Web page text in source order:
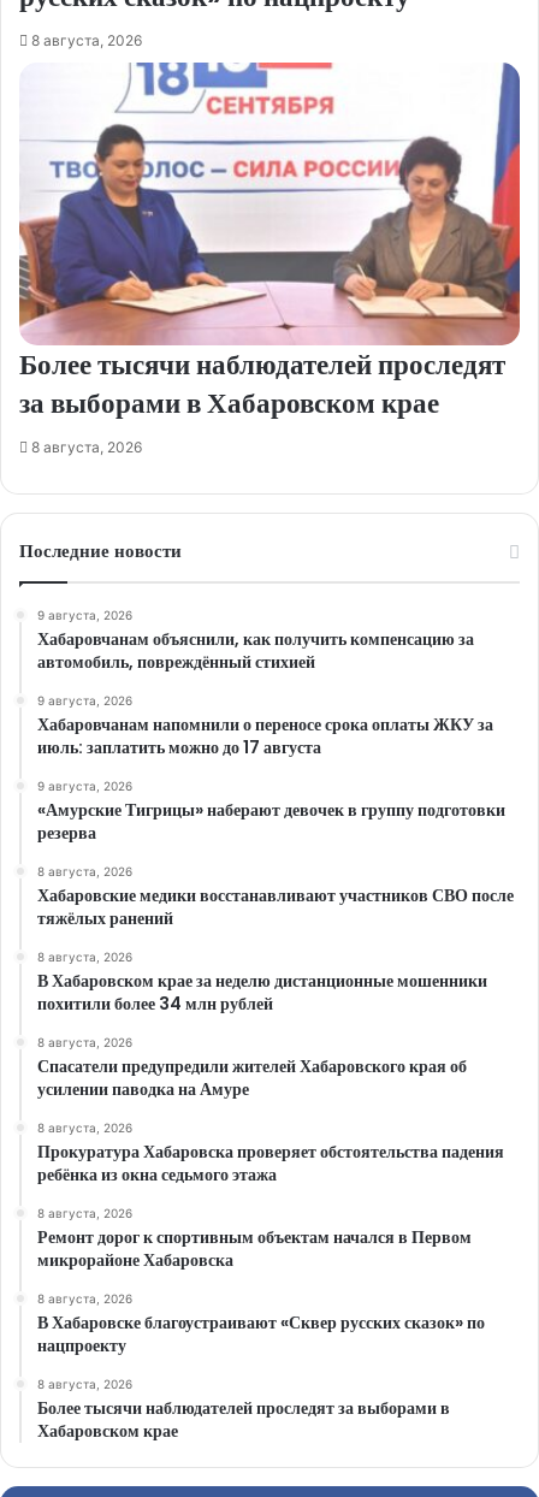
8 августа, 2026
Более тысячи наблюдателей проследят
за выборами в Хабаровском крае
8 августа, 2026
Последние новости
9 августа, 2026
Хабаровчанам объяснили, как получить компенсацию за
автомобиль, повреждённый стихией
9 августа, 2026
Хабаровчанам напомнили о переносе срока оплаты ЖКУ за
июль: заплатить можно до 17 августа
9 августа, 2026
«Амурские Тигрицы» наберают девочек в группу подготовки
резерва
8 августа, 2026
Хабаровские медики восстанавливают участников СВО после
тяжёлых ранений
8 августа, 2026
В Хабаровском крае за неделю дистанционные мошенники
похитили более 34 млн рублей
8 августа, 2026
Спасатели предупредили жителей Хабаровского края об
усилении паводка на Амуре
8 августа, 2026
Прокуратура Хабаровска проверяет обстоятельства падения
ребёнка из окна седьмого этажа
8 августа, 2026
Ремонт дорог к спортивным объектам начался в Первом
микрорайоне Хабаровска
8 августа, 2026
В Хабаровске благоустраивают «Сквер русских сказок» по
нацпроекту
8 августа, 2026
Более тысячи наблюдателей проследят за выборами в
Хабаровском крае